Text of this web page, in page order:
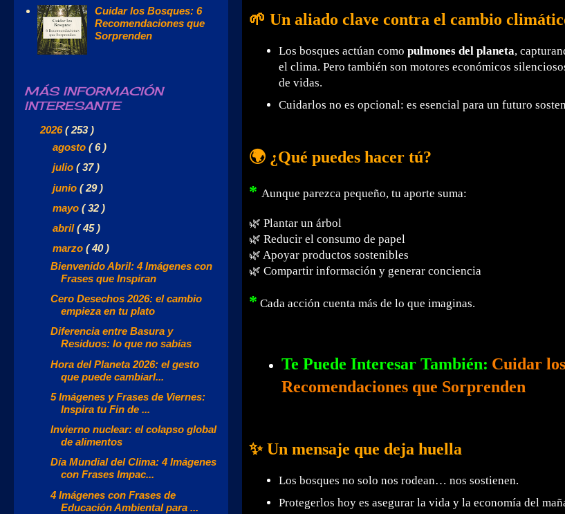
🌱 Un aliado clave contra el cambio
Los bosques actúan como pulmones del planeta,
el clima. Pero también son motores económicos
de vidas.
Cuidarlos no es opcional: es esencial para un futuro
🌍 ¿Qué puedes hacer tú?
* Aunque parezca pequeño, tu aporte suma:
🌿 Plantar un árbol
🌿 Reducir el consumo de papel
🌿 Apoyar productos sostenibles
🌿 Compartir información y generar conciencia
* Cada acción cuenta más de lo que imaginas.
Te Puede Interesar También: Cuidar
Recomendaciones que Sorprenden
✨ Un mensaje que deja huella
Los bosques no solo nos rodean… nos sostienen.
Protegerlos hoy es asegurar la vida y la economía del
Cuidar los Bosques: 6
Recomendaciones que
Sorprenden
MÁS INFORMACIÓN
INTERESANTE
2026( 253 )
agosto ( 6 )
julio ( 37 )
junio ( 29 )
mayo ( 32 )
abril( 45 )
marzo ( 40 )
Bienvenido Abril: 4 Imágenes con
Frases que Inspiran
Cero Desechos 2026: el cambio
empieza en tu plato
Diferencia entre Basura y
Residuos: lo que no sabías
Hora del Planeta 2026: el gesto
que puede cambiarl...
5 Imágenes y Frases de Viernes:
Inspira tu Fin de ...
Invierno nuclear: el colapso global
de alimentos
Día Mundial del Clima: 4 Imágenes
con Frases Impac...
4 Imágenes con Frases de
Educación Ambiental para ...